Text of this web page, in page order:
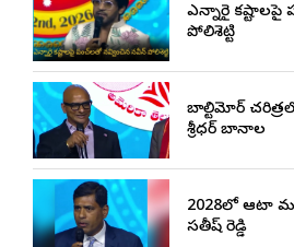
ఎన్నారై కష్టాలపై
పోలిశెట్టి
బాల్టిమోర్
శ్రీధర్ బానాల
2028లో ఆటా
సతీష్ రెడ్డి